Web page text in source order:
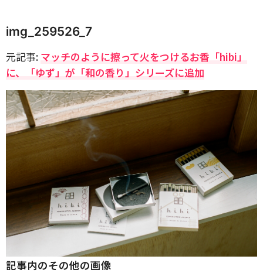
img_259526_7
元記事: マッチのように擦って火をつけるお香「hibi」
に、「ゆず」が「和の香り」シリーズに追加
記事内のその他の画像